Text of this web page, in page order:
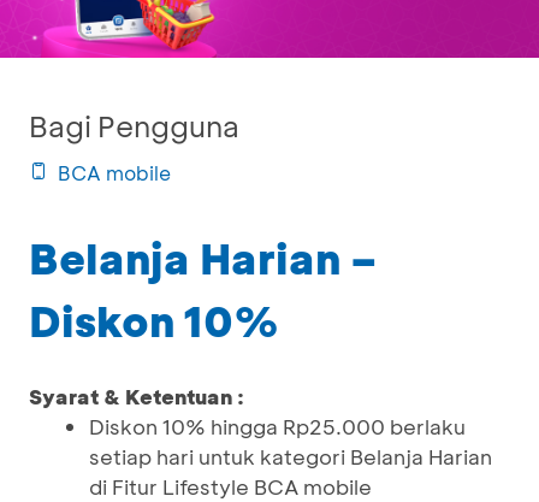
Bagi Pengguna
BCA mobile
Belanja Harian –
Diskon 10%
Syarat & Ketentuan :
Diskon 10% hingga Rp25.000 berlaku
setiap hari untuk kategori Belanja Harian
di Fitur Lifestyle BCA mobile